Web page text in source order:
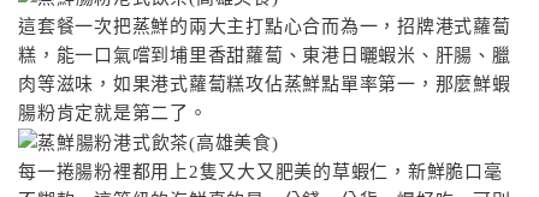
這套餐一次把蒸鮮的兩大主打點心合而為一，招牌港式蘿蔔
糕，能一口氣嚐到埔里香甜蘿蔔、東港日曬蝦米、肝腸、臘
肉等滋味，如果港式蘿蔔糕攻佔蒸鮮點單率第一，那麼鮮蝦
腸粉肯定就是第二了。
每一捲腸粉裡都用上2隻又大又肥美的草蝦仁，新鮮脆口毫